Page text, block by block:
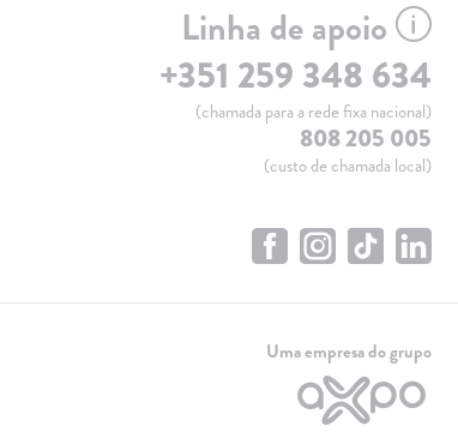
Linha de apoio
+351 259 348 634
(chamada para a rede fixa nacional)
808 205 005
(custo de chamada local)
Uma empresa do grupo